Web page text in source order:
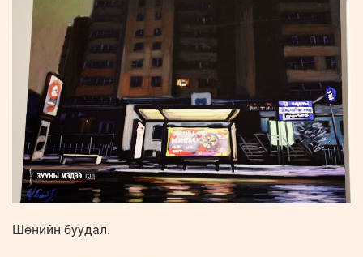
Шөнийн буудал.